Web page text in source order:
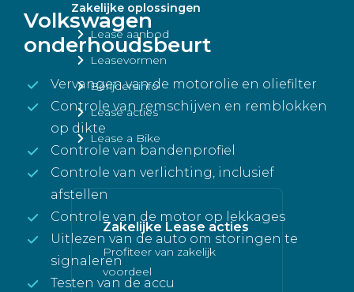
Zakelijke oplossingen
Lease aanbod
Leasevormen
Berijdersinfo
Lease acties
Lease a Bike
Zakelijke Lease acties
Profiteer van zakelijk
voordeel
Volkswagen
onderhoudsbeurt
Vervangen van de motorolie en oliefilter
Controle van remschijven en remblokken
op dikte
Controle van bandenprofiel
Controle van verlichting, inclusief
afstellen
Controle van de motor op lekkages
Uitlezen van de auto om storingen te
signaleren
Testen van de accu